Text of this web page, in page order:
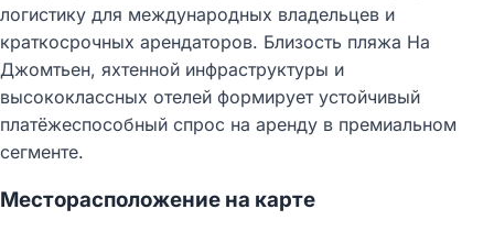
логистику для международных владельцев и
краткосрочных арендаторов. Близость пляжа На
Джомтьен, яхтенной инфраструктуры и
высококлассных отелей формирует устойчивый
платёжеспособный спрос на аренду в премиальном
сегменте.​
Месторасположение на карте